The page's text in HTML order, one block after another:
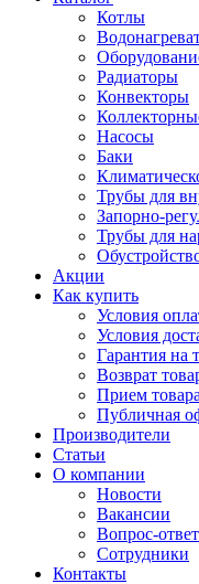
Котлы
Радиаторы
Конвекторы
Насосы
Баки
Трубы для
Запорно-
Трубы для
Акции
Как купить
Условия
Условия
Гарантия на
Возврат
Прием товара
Публичная
Производители
Статьи
О компании
Новости
Вакансии
Вопрос-ответ
Сотрудники
Контакты